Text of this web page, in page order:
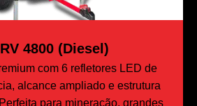
RV 4800 (Diesel)
com 6 refletores LED de
alcance ampliado e estrutura
para mineração, grandes